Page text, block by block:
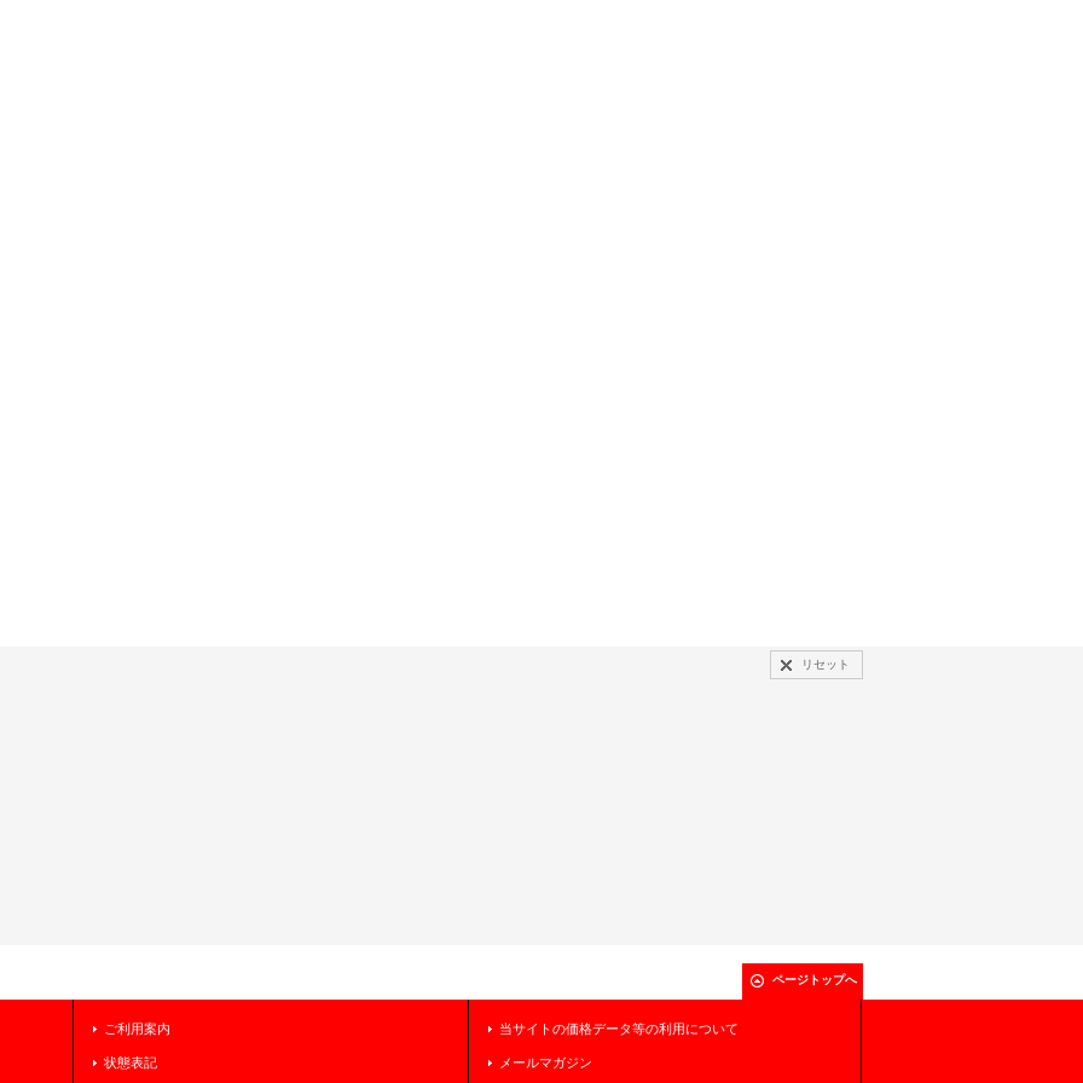
リセット
ページトップへ
ご利用案内
状態表記
当サイトの価格データ等の利用について
メールマガジン